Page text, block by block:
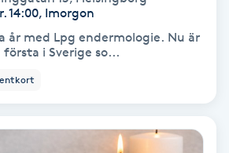
14:00, Imorgon
år med Lpg endermologie. Nu är
första i Sverige so...